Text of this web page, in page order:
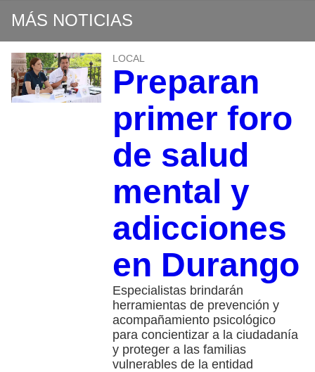
MÁS NOTICIAS
LOCAL
Preparan
primer foro
de salud
mental y
adicciones
en Durango
Especialistas brindarán
herramientas de prevención y
acompañamiento psicológico
para concientizar a la ciudadanía
y proteger a las familias
vulnerables de la entidad